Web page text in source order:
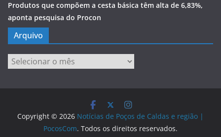
Produtos que compõem a cesta básica têm alta de 6,83%,
aponta pesquisa do Procon
Arquivo
Arquivo
Copyright © 2026 Notícias de Poços de Caldas e região |
PocosCom. Todos os direitos reservados.